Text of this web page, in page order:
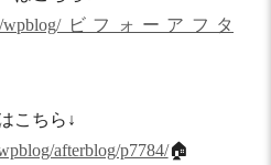
wpblog/ビフォーアフタ
こちら↓
afterblog/p7784/🏠